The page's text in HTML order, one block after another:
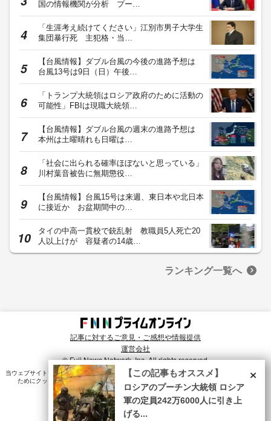
国の情報機関が分析 プー…
「生涯考え続けてください」江別市男子大学生
集団暴行死 主犯格・当…
【台風情報】ダブル台風の今後の進路予想は
台風13号は9日（日）午後…
「トランプ大統領はロシア政府のために活動の
可能性」FBIは現職大統領…
【台風情報】ダブル台風の週末の進路予想は
本州は土曜晴れも日曜は…
「社会に出られる確率ほぼないと思っている」
川村葉音被告に無期懲役…
【台風情報】台風15号は来週、東日本や北日本
に接近か お盆期間中の…
タイの中高一貫校で銃乱射 教職員5人死亡20
人以上けが 容疑者の14歳…
ランキング一覧へ
記事に対するご意見・ご感想や情報提供
運営会社
© Fuji News Network, Inc. All rights reserved.
当ウェブサイトでは、ユーザのニーズ・興味・関⼼に合致したコンテンツや広告配信を提供する
ためにクッキーを使⽤しています。詳細は、
プライバシーポリシー をご確認ください。×
【この記事もオススメ】
ロシアのプーチン大統領 ロシア
軍の定員242万6000人に引き上
げる...